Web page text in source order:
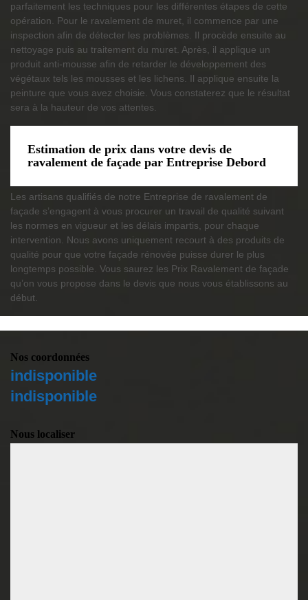
parfaitement les techniques pour les différentes étapes de cette
opération. Pour le ravalement de muret, il commence par une
inspection afin de détecter les problèmes. Il procède ensuite au
nettoyage puis au traitement du muret. Après, il applique un
produit anti-mousse afin de retarder le développement des
végétaux tels les mousses et les lichens. Il applique ensuite la
peinture que vous avez choisie. Vous constaterez que le résultat
sera à la hauteur de vos attentes.
Estimation de prix dans votre devis de
ravalement de façade par Entreprise Debord
Les artisans qualifiés de notre Entreprise de ravalement de
façade s’engagent à vous procurer un travail de qualité suivant
les normes en vigueur et les délais impartis, pour chaque
intervention. Nous avons uniquement recourt à des produits de
qualité pour que votre façade rénovée puisse durer le plus
longtemps possible. Vous saurez les Prix Ravalement de façade
qu’on vous propose dans le devis que nous vous établissons au
début.
Nos coordonnées
indisponible
indisponible
Nous localiser